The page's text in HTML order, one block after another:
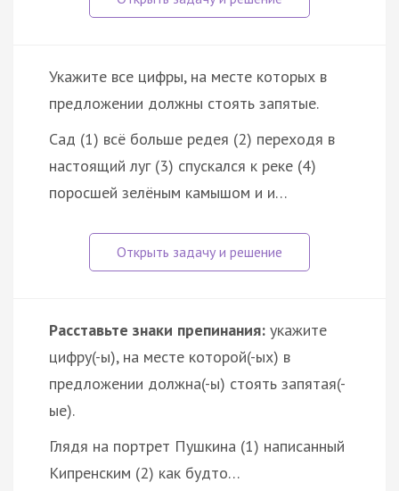
Укажите все цифры, на месте которых в
предложении должны стоять запятые.
Сад (1) всё больше редея (2) переходя в
настоящий луг (3) спускался к реке (4)
поросшей зелёным камышом и и…
Расставьте знаки препинания: укажите
цифру(-ы), на месте которой(-ых) в
предложении должна(-ы) стоять запятая(-
ые).
Глядя на портрет Пушкина (1) написанный
Кипренским (2) как будто…